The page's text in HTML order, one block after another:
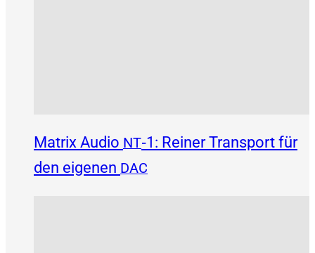
Matrix Audio NT‑1: Reiner Transport für
den eigenen DAC